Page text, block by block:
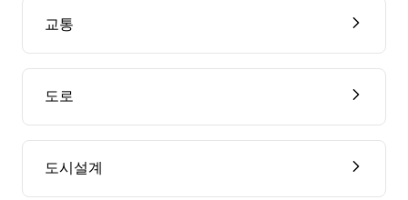
교통
도로
도시설계